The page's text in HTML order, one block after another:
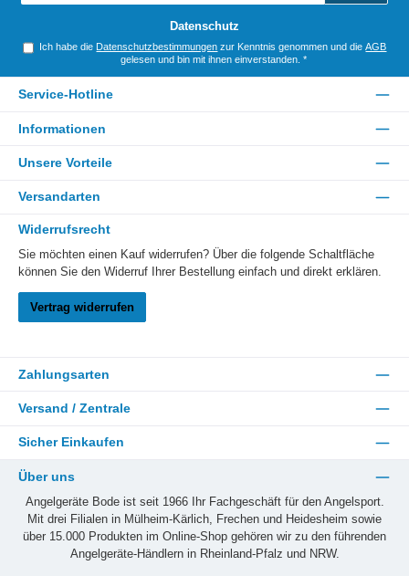
Datenschutz
Ich habe die Datenschutzbestimmungen zur Kenntnis genommen und dieAGB
gelesen und bin mit ihnen einverstanden. *
Service-Hotline
Informationen
Unsere Vorteile
Versandarten
Widerrufsrecht
Sie möchten einen Kauf widerrufen? Über die folgende Schaltfläche
können Sie den Widerruf Ihrer Bestellung einfach und direkt erklären.
Vertrag widerrufen
Zahlungsarten
Versand / Zentrale
Sicher Einkaufen
Über uns
Angelgeräte Bode ist seit 1966 Ihr Fachgeschäft für den Angelsport.
Mit drei Filialen in Mülheim-Kärlich, Frechen und Heidesheim sowie
über 15.000 Produkten im Online-Shop gehören wir zu den führenden
Angelgeräte-Händlern in Rheinland-Pfalz und NRW.